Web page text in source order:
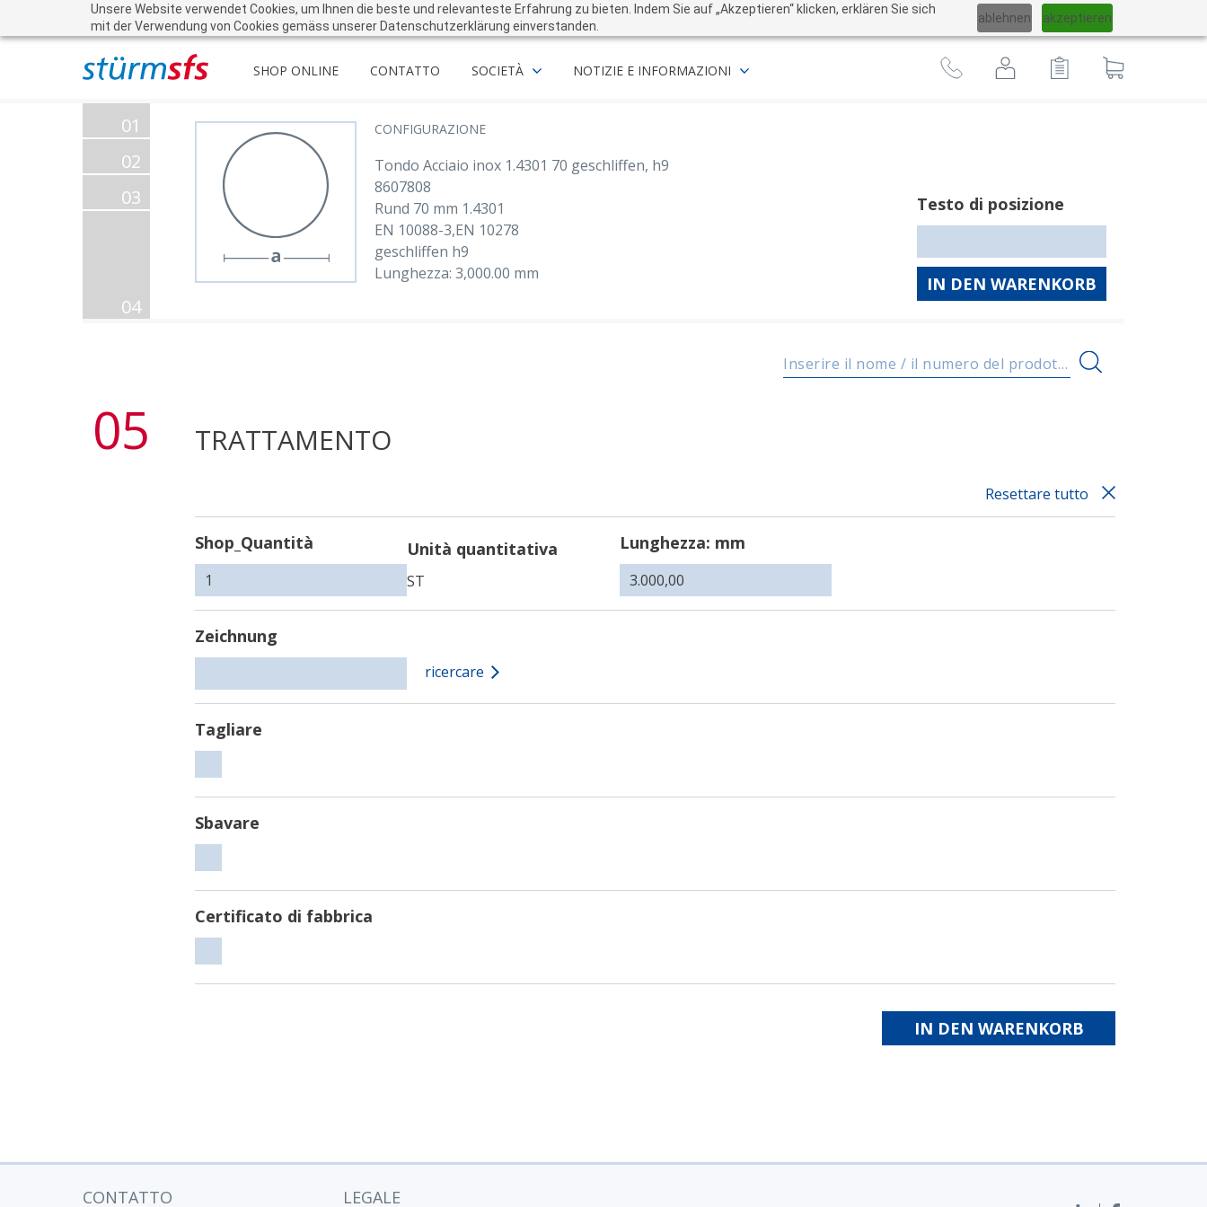
Unsere Website verwendet Cookies, um Ihnen die beste und relevanteste Erfahrung zu bieten. Indem Sie auf „Akzeptieren“ klicken, erklären Sie sich
mit der Verwendung von Cookies gemäss unserer Datenschutzerklärung einverstanden.
ablehnen akzeptieren
Cambiare
lingua
SHOP ONLINE CONTATTO SOCIETÀ NOTIZIE E INFORMAZIONI
Al
01
02
03
04
CONFIGURAZIONE
Tondo Acciaio inox 1.4301 70 geschliffen, h9
8607808
Rund 70 mm 1.4301
EN 10088-3,EN 10278
geschliffen h9
Lunghezza: 3,000.00 mm
Testo di posizione
IN DEN WARENKORB
Inserire il nome / il numero del prodotto
05 TRATTAMENTO
Resettare tutto
Shop_Quantità Unità quantitativa
ST
Lunghezza: mm
Zeichnung
ricercare
Tagliare
Sbavare
Certificato di fabbrica
IN DEN WARENKORB
CONTATTO LEGALE